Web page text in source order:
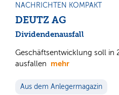
NACHRICHTEN KOMPAKT
DEUTZ AG
Dividendenausfall
Geschäftsentwicklung soll in
ausfallen mehr
Aus dem Anlegermagazin